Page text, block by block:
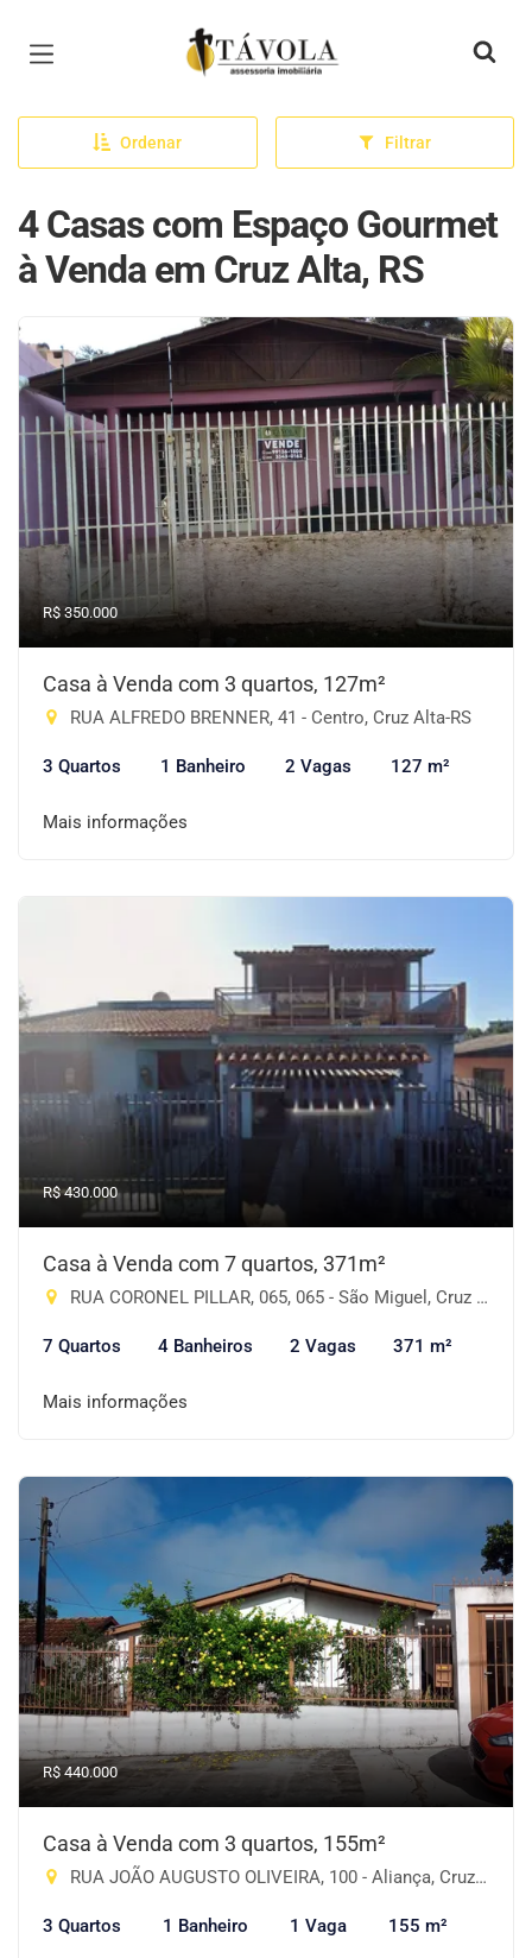
Página inicial
Ordenar Filtrar
4 Casas com Espaço Gourmet
à Venda em Cruz Alta, RS
R$ 350.000
Casa à Venda com 3 quartos, 127m²
RUA ALFREDO BRENNER, 41 - Centro, Cruz Alta-RS
3 Quartos 1 Banheiro 2 Vagas 127 m²
Mais informações
R$ 430.000
Casa à Venda com 7 quartos, 371m²
RUA CORONEL PILLAR, 065, 065 - São Miguel, Cruz Alta-RS
7 Quartos 4 Banheiros 2 Vagas 371 m²
Mais informações
R$ 440.000
Casa à Venda com 3 quartos, 155m²
RUA JOÃO AUGUSTO OLIVEIRA, 100 - Aliança, Cruz Alta-RS
3 Quartos 1 Banheiro 1 Vaga 155 m²